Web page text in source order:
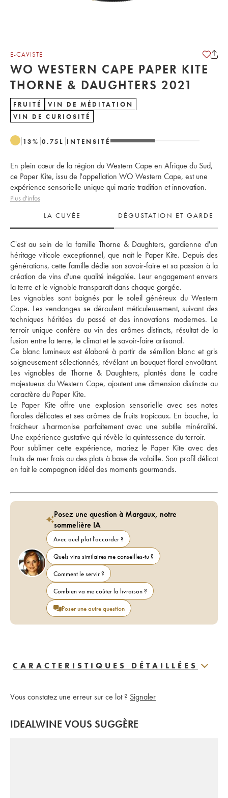
E-CAVISTE
WO WESTERN CAPE PAPER KITE
THORNE & DAUGHTERS 2021
FRUITÉ
VIN DE MÉDITATION
VIN DE CURIOSITÉ
13% 0.75 L INTENSITÉ
En plein cœur de la région du Western Cape en Afrique du Sud,
ce Paper Kite, issu de l'appellation WO Western Cape, est une
expérience sensorielle unique qui marie tradition et innovation.
Plus d'infos
LA CUVÉE
DÉGUSTATION ET GARDE
C'est au sein de la famille Thorne & Daughters, gardienne d'un
héritage viticole exceptionnel, que naît le Paper Kite. Depuis des
générations, cette famille dédie son savoir-faire et sa passion à la
création de vins d'une qualité inégalée. Leur engagement envers
la terre et le vignoble transparaît dans chaque gorgée.
Les vignobles sont baignés par le soleil généreux du Western
Cape. Les vendanges se déroulent méticuleusement, suivant des
techniques héritées du passé et des innovations modernes. Le
terroir unique confère au vin des arômes distincts, résultat de la
fusion entre la terre, le climat et le savoir-faire artisanal.
Ce blanc lumineux est élaboré à partir de sémillon blanc et gris
soigneusement sélectionnés, révélant un bouquet floral envoûtant.
Les vignobles de Thorne & Daughters, plantés dans le cadre
majestueux du Western Cape, ajoutent une dimension distincte au
caractère du Paper Kite.
Le Paper Kite offre une explosion sensorielle avec ses notes
florales délicates et ses arômes de fruits tropicaux. En bouche, la
fraîcheur s'harmonise parfaitement avec une subtile minéralité.
Une expérience gustative qui révèle la quintessence du terroir.
Pour sublimer cette expérience, mariez le Paper Kite avec des
fruits de mer frais ou des plats à base de volaille. Son profil délicat
en fait le compagnon idéal des moments gourmands.
Posez une question à Margaux, notre
sommelière IA
Avec quel plat l'accorder ?
Quels vins similaires me conseilles-tu ?
Comment le servir ?
Combien va me coûter la livraison ?
Poser une autre question
CARACTERISTIQUES DÉTAILLÉES
Vous constatez une erreur sur ce lot ? Signaler
IDEALWINE VOUS SUGGÈRE